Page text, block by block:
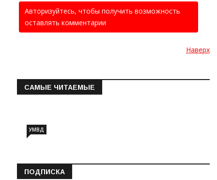
Авторизуйтесь, чтобы получить возможность
оставлять комментарии
Наверх
САМЫЕ ЧИТАЕМЫЕ
УМВД
ПОДПИСКА